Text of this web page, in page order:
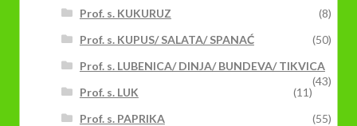
Prof. s. KUKURUZ
(8)
Prof. s. KUPUS/ SALATA/ SPANAĆ
(50)
Prof. s. LUBENICA/ DINJA/ BUNDEVA/ TIKVICA
(43)
Prof. s. LUK
(11)
Prof. s. PAPRIKA
(55)